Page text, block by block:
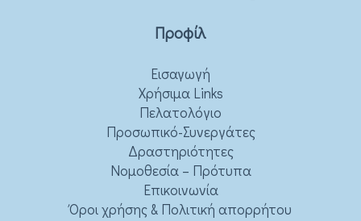
Προφίλ
Εισαγωγή
Χρήσιμα Links
Πελατολόγιο
Προσωπικό-Συνεργάτες
Δραστηριότητες
Νομοθεσία – Πρότυπα
Επικοινωνία
Όροι χρήσης & Πολιτική απορρήτου